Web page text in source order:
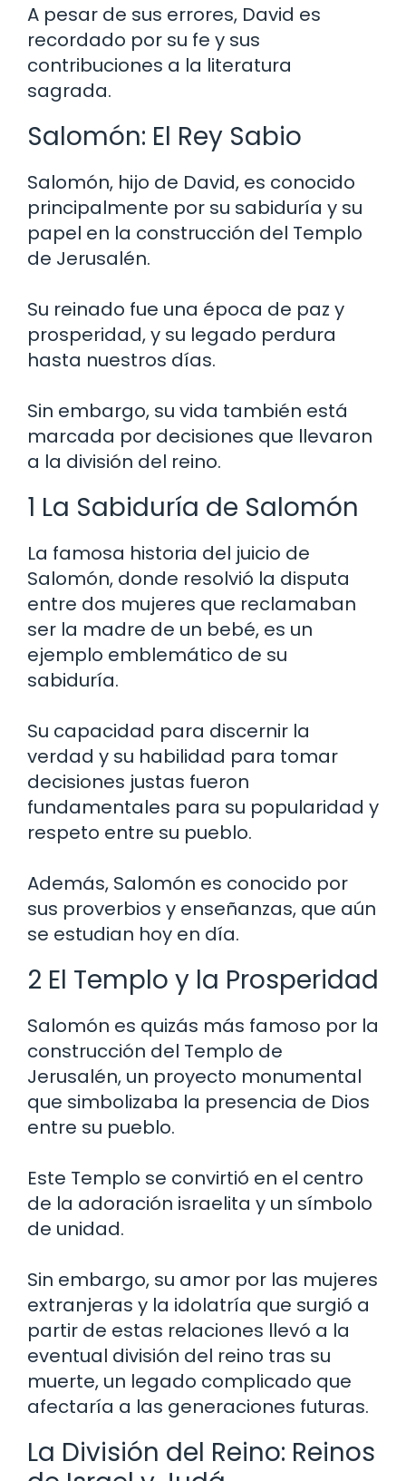
A pesar de sus errores, David es
recordado por su fe y sus
contribuciones a la literatura
sagrada.
Salomón: El Rey Sabio
Salomón, hijo de David, es conocido
principalmente por su sabiduría y su
papel en la construcción del Templo
de Jerusalén.
Su reinado fue una época de paz y
prosperidad, y su legado perdura
hasta nuestros días.
Sin embargo, su vida también está
marcada por decisiones que llevaron
a la división del reino.
1 La Sabiduría de Salomón
La famosa historia del juicio de
Salomón, donde resolvió la disputa
entre dos mujeres que reclamaban
ser la madre de un bebé, es un
ejemplo emblemático de su
sabiduría.
Su capacidad para discernir la
verdad y su habilidad para tomar
decisiones justas fueron
fundamentales para su popularidad y
respeto entre su pueblo.
Además, Salomón es conocido por
sus proverbios y enseñanzas, que aún
se estudian hoy en día.
2 El Templo y la Prosperidad
Salomón es quizás más famoso por la
construcción del Templo de
Jerusalén, un proyecto monumental
que simbolizaba la presencia de Dios
entre su pueblo.
Este Templo se convirtió en el centro
de la adoración israelita y un símbolo
de unidad.
Sin embargo, su amor por las mujeres
extranjeras y la idolatría que surgió a
partir de estas relaciones llevó a la
eventual división del reino tras su
muerte, un legado complicado que
afectaría a las generaciones futuras.
La División del Reino: Reinos